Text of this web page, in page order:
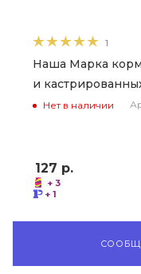
1
Наша Марка
и
Нет в наличии
127 р.
+ 3
+ 1